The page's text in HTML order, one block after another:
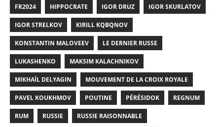
FR2024 HIPPOCRATE IGOR DRUZ IGOR SKURLATOV
IGOR STRELKOV KIRILL KQBQNOV
KONSTANTIN MALOVEEV LE DERNIER RUSSE
LUKASHENKO MAKSIM KALACHNIKOV
MIKHAÏL DELYAGIN MOUVEMENT DE LA CROIX ROYALE
PAVEL KOUKHMOV POUTINE PÉRÉSIDOK REGNUM
RUM RUSSIE RUSSIE RAISONNABLE